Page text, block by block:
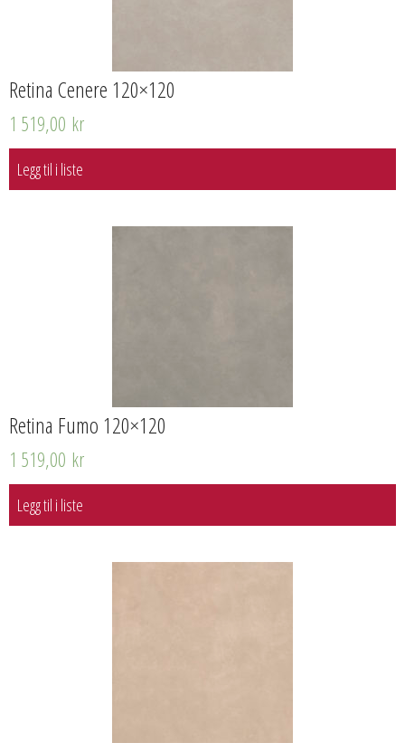
Retina Cenere 120×120
1 519,00 kr
Legg til i liste
Retina Fumo 120×120
1 519,00 kr
Legg til i liste